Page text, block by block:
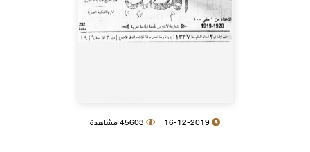
16-12-2019 45603 مشاهدة